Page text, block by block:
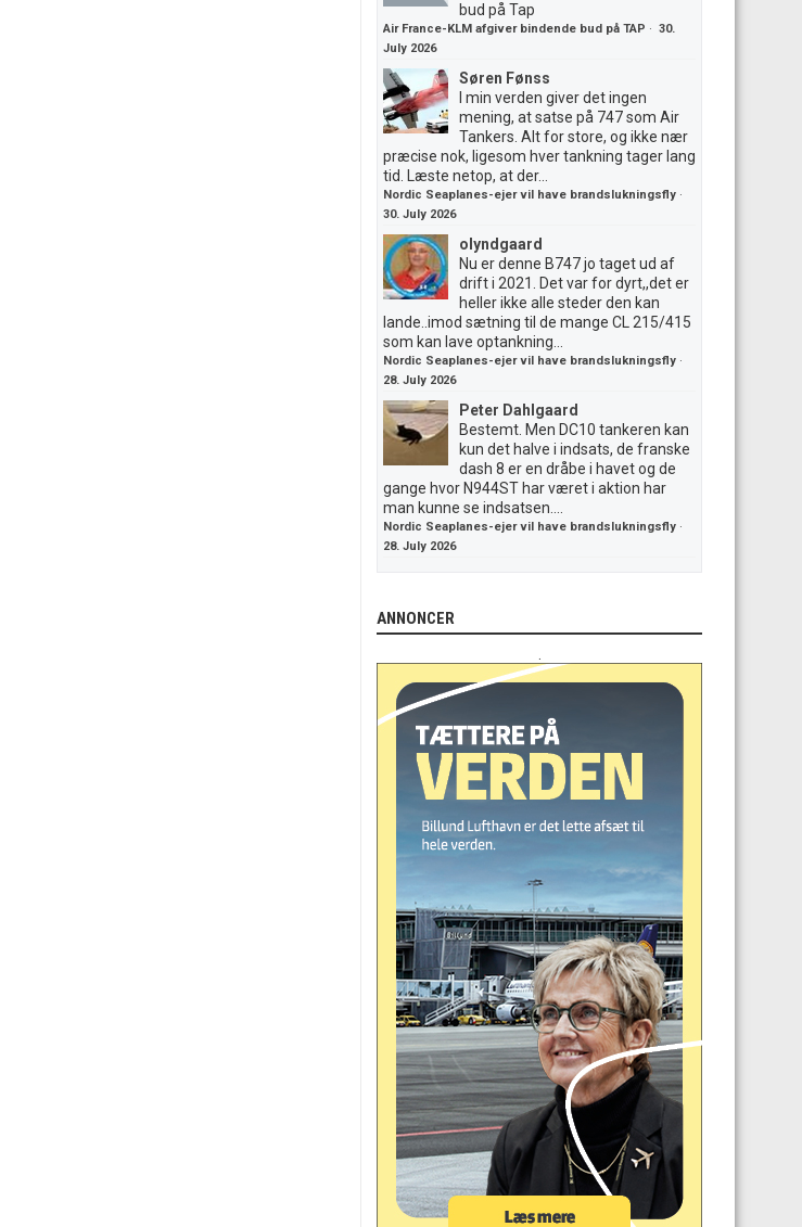
bud på Tap
Air France-KLM afgiver bindende bud på TAP · 30.
July 2026
Søren Fønss
I min verden giver det ingen
mening, at satse på 747 som Air
Tankers. Alt for store, og ikke nær
præcise nok, ligesom hver tankning tager lang
tid. Læste netop, at der...
Nordic Seaplanes-ejer vil have brandslukningsfly ·
30. July 2026
olyndgaard
Nu er denne B747 jo taget ud af
drift i 2021. Det var for dyrt,,det er
heller ikke alle steder den kan
lande..imod sætning til de mange CL 215/415
som kan lave optankning...
Nordic Seaplanes-ejer vil have brandslukningsfly ·
28. July 2026
Peter Dahlgaard
Bestemt. Men DC10 tankeren kan
kun det halve i indsats, de franske
dash 8 er en dråbe i havet og de
gange hvor N944ST har været i aktion har
man kunne se indsatsen....
Nordic Seaplanes-ejer vil have brandslukningsfly ·
28. July 2026
ANNONCER